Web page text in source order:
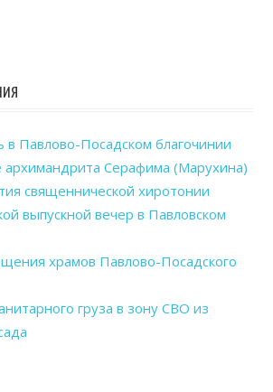
в Павлово-Посадском благочинии
Серафима (Марухина)
священнической хиротонии
выпускной вечер в Павловском
храмов Павлово-Посадского
груза в зону СВО из